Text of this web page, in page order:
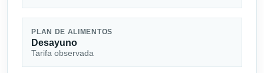
PLAN DE ALIMENTOS
Desayuno
Tarifa observada